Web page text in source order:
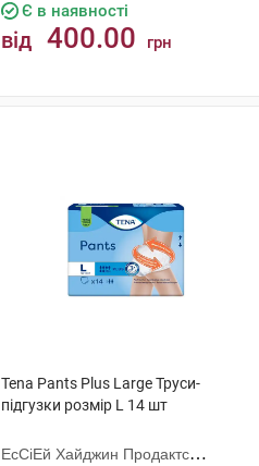
Є в наявності
від 400.00 грн
Tena Pants Plus Large Труси-
підгузки розмір L 14 шт
ЕсСіЕй Хайджин Продактс